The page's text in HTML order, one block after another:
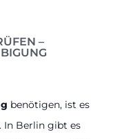
–
benötigen, ist es
In Berlin gibt es